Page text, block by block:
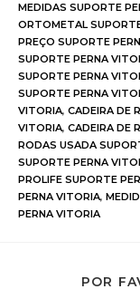
MEDIDAS SUPORTE
ORTOMETAL
PREÇO SUPORTE
SUPORTE PERNA
SUPORTE PERNA
SUPORTE PERNA
VITORIA, CADEIRA DE
VITORIA, CADEIRA DE
RODAS USADA
SUPORTE PERNA
PROLIFE SUPORTE
PERNA VITORIA,
PERNA VITORIA
POR